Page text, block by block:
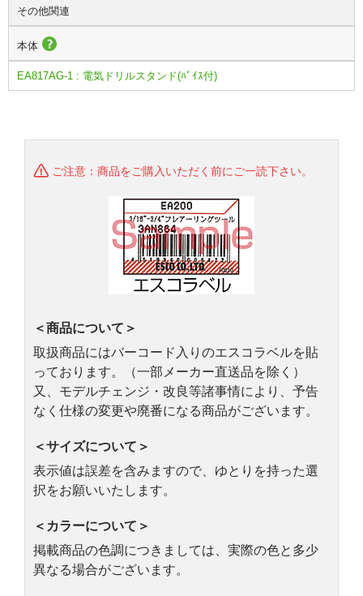
その他関連
本体
EA817AG-1 : 電気ドリルスタンド(ﾊﾞｲｽ付)
ご注意：商品をご購入いただく前にご一読下さい。
＜商品について＞
取扱商品にはバーコード入りのエスコラベルを貼
っております。（一部メーカー直送品を除く）
又、モデルチェンジ・改良等諸事情により、予告
なく仕様の変更や廃番になる商品がございます。
＜サイズについて＞
表示値は誤差を含みますので、ゆとりを持った選
択をお願いいたします。
＜カラーについて＞
掲載商品の色調につきましては、実際の色と多少
異なる場合がございます。